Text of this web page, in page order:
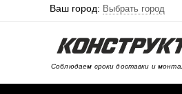
Ваш город: Выбрать город
Соблюдаем сроки доставки и